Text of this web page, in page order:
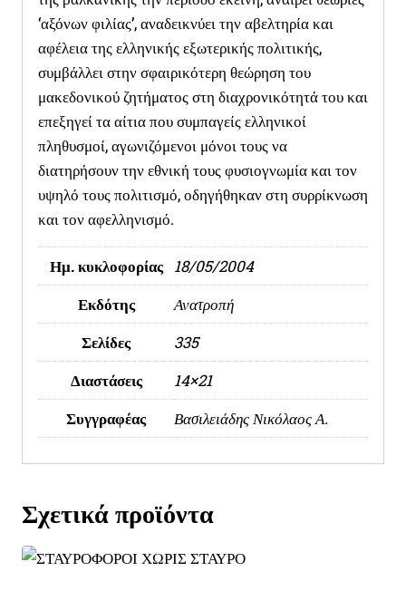
‘αξόνων φιλίας’, αναδεικνύει την αβελτηρία και
αφέλεια της ελληνικής εξωτερικής πολιτικής,
συμβάλλει στην σφαιρικότερη θεώρηση του
μακεδονικού ζητήματος στη διαχρονικότητά του και
επεξηγεί τα αίτια που συμπαγείς ελληνικοί
πληθυσμοί, αγωνιζόμενοι μόνοι τους να
διατηρήσουν την εθνική τους φυσιογνωμία και τον
υψηλό τους πολιτισμό, οδηγήθηκαν στη συρρίκνωση
και τον αφελληνισμό.
Ημ. κυκλοφορίας 18/05/2004
Εκδότης
Ανατροπή
Σελίδες
335
Διαστάσεις
14×21
Συγγραφέας
Βασιλειάδης Νικόλαος Α.
Σχετικά προϊόντα